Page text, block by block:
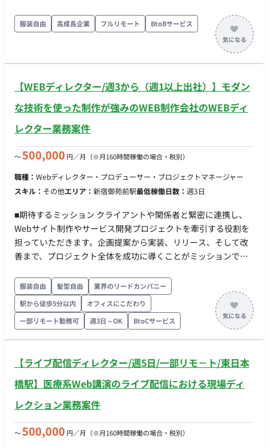
エンジニアやデザイナーへの指示出し ・各制作物のクオリティ
管理およびスケジュール調整 ・キャンペーンや特集ページ等の
構成案作成および進行管理 ・正社員登用後の外部折衝および事
業推進業務 ■リモートについて フルリモートになります。
服装自由 高成長企業 フルリモート BtoBサービス
【WEBディレクター/週3から（週1以上出社）】モダン
な技術を使った制作が強みのWEB制作会社のWEBディ
レクター業務案件
〜500,000 円／月 （※月160時間稼働の場合・税別）
職種： Webディレクター・プロデューサー・プロジェクトマネージャー
スキル： その他エリア： 新宿御苑前駅最低稼働日数： 週3日
■期待するミッション クライアントや関係者と緊密に連携し、
Webサイト制作やサービス開発プロジェクトを牽引する役割を
担っていただきます。企画提案から実装、リリース、そして改
善まで、プロジェクト全体を成功に導くことがミッションで
件定義 ・スケジュール管理、関係各所との連携・調整 ・プラン
ナーと協力しての企画提案書や打ち合わせ資料作成 ・媒体に応
じたUX設計と構成作成 ・要件に基づくアイデア出し ■チーム体
制 ・ ディレクター：5名（平均年齢28歳） ■働き方 ・ 稼働量：
週3日（週24時間）～ ・ 出社頻度：週1日以上出社（新宿御
討可能な案件となります。（※切替意向は必須ではございませ
ん。）
服装自由 髪型自由
業界のリードカンパニー
駅から徒歩5分以内
オフィスにこだわり
一部リモート勤務可
週3日～OK BtoCサービス
【ライブ配信ディレクター/週5日/一部リモ－ト/東日本
橋駅】医療系Web講演のライブ配信における現場ディ
レクション業務案件
〜500,000 円／月 （※月160時間稼働の場合・税別）